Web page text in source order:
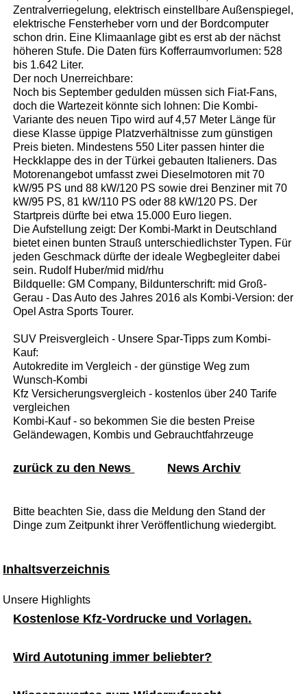
Zentralverriegelung, elektrisch einstellbare Außenspiegel,
elektrische Fensterheber vorn und der Bordcomputer
schon drin. Eine Klimaanlage gibt es erst ab der nächst
höheren Stufe. Die Daten fürs Kofferraumvorlumen: 528
bis 1.642 Liter.
Der noch Unerreichbare:
Noch bis September gedulden müssen sich Fiat-Fans,
doch die Wartezeit könnte sich lohnen: Die Kombi-
Variante des neuen Tipo wird auf 4,57 Meter Länge für
diese Klasse üppige Platzverhältnisse zum günstigen
Preis bieten. Mindestens 550 Liter passen hinter die
Heckklappe des in der Türkei gebauten Italieners. Das
Motorenangebot umfasst zwei Dieselmotoren mit 70
kW/95 PS und 88 kW/120 PS sowie drei Benziner mit 70
kW/95 PS, 81 kW/110 PS oder 88 kW/120 PS. Der
Startpreis dürfte bei etwa 15.000 Euro liegen.
Die Aufstellung zeigt: Der Kombi-Markt in Deutschland
bietet einen bunten Strauß unterschiedlichster Typen. Für
jeden Geschmack dürfte der ideale Wegbegleiter dabei
sein. Rudolf Huber/mid mid/rhu
Bildquelle: GM Company, Bildunterschrift: mid Groß-
Gerau - Das Auto des Jahres 2016 als Kombi-Version: der
Opel Astra Sports Tourer.
SUV Preisvergleich - Unsere Spar-Tipps zum Kombi-
Kauf:
Autokredite im Vergleich - der günstige Weg zum
Wunsch-Kombi
Kfz Versicherungsvergleich - kostenlos über 240 Tarife
vergleichen
Kombi-Kauf - so bekommen Sie die besten Preise
Geländewagen, Kombis und Gebrauchtfahrzeuge
zurück zu den News News Archiv
Bitte beachten Sie, dass die Meldung den Stand der
Dinge zum Zeitpunkt ihrer Veröffentlichung wiedergibt.
Inhaltsverzeichnis
Unsere Highlights
Kostenlose Kfz-Vordrucke und Vorlagen.
Wird Autotuning immer beliebter?